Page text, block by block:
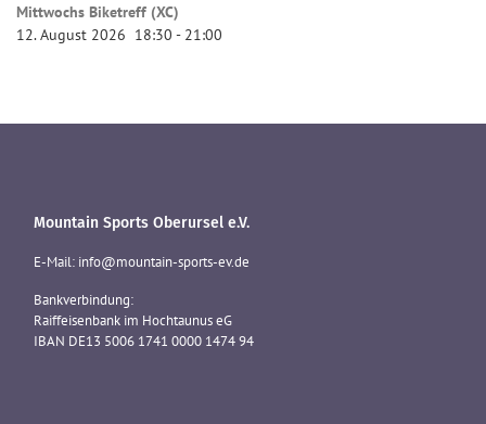
Mittwochs Biketreff (XC)
12. August 2026 18:30 - 21:00
Mountain Sports Oberursel e.V.
E-Mail: info@mountain-sports-ev.de
Bankverbindung:
Raiffeisenbank im Hochtaunus eG
IBAN DE13 5006 1741 0000 1474 94